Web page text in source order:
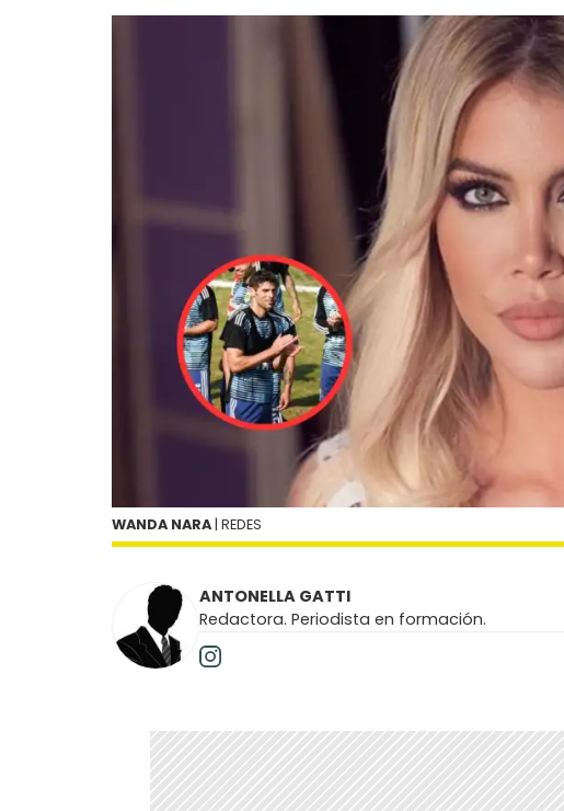
WANDA NARA | REDES
ANTONELLA GATTI
Redactora. Periodista en formación.